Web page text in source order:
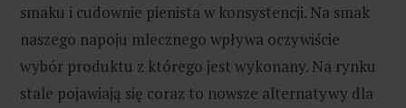
smaku i cudownie pienista w konsystencji. Na smak
naszego napoju mlecznego wpływa oczywiście
wybór produktu z którego jest wykonany. Na rynku
stale pojawiają się coraz to nowsze alternatywy dla